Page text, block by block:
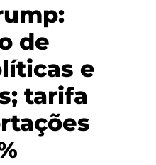
de
e
tarifa